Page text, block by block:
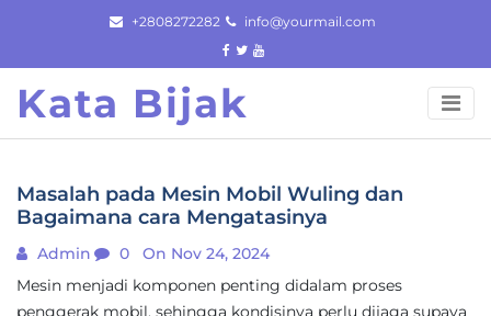
content
+2808272282 info@yourmail.com
Kata Bijak
Masalah pada Mesin Mobil Wuling dan
Bagaimana cara Mengatasinya
Admin 0
On Nov 24, 2024
Mesin menjadi komponen penting didalam proses
penggerak mobil, sehingga kondisinya perlu dijaga supaya